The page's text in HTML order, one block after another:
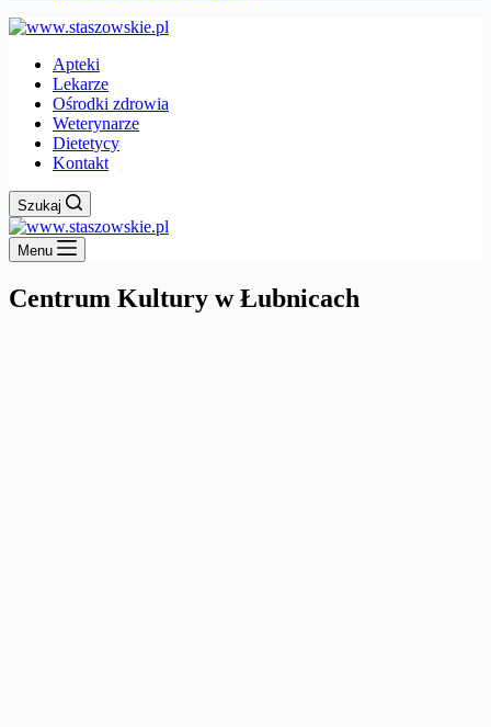
Apteki
Lekarze
Ośrodki zdrowia
Weterynarze
Dietetycy
Kontakt
Szukaj
Menu
Centrum Kultury w Łubnicach